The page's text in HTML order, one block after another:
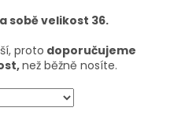
sobě velikost 36.
proto doporučujeme
než běžně nosíte.